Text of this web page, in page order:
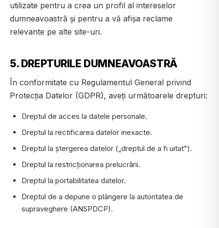
utilizate pentru a crea un profil al intereselor
dumneavoastră și pentru a vă afișa reclame
relevante pe alte site-uri.
5. DREPTURILE DUMNEAVOASTRĂ
În conformitate cu Regulamentul General privind
Protecția Datelor (GDPR), aveți următoarele drepturi:
Dreptul de acces la datele personale.
Dreptul la rectificarea datelor inexacte.
Dreptul la ștergerea datelor („dreptul de a fi uitat").
Dreptul la restricționarea prelucrării.
Dreptul la portabilitatea datelor.
Dreptul de a depune o plângere la autoritatea de
supraveghere (ANSPDCP).